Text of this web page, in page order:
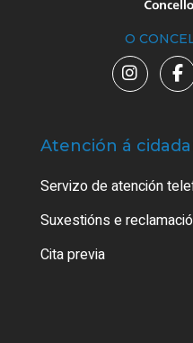
O
Atención á
Servizo de atención
Suxestións e
Cita previa